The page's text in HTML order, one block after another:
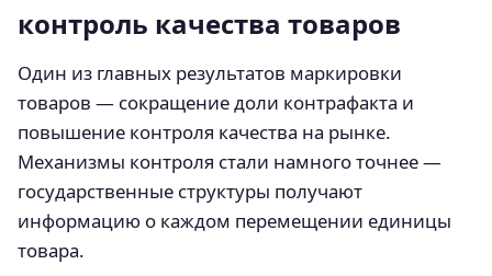
контроль качества товаров
Один из главных результатов маркировки
товаров — сокращение доли контрафакта и
повышение контроля качества на рынке.
Механизмы контроля стали намного точнее —
государственные структуры получают
информацию о каждом перемещении единицы
товара.